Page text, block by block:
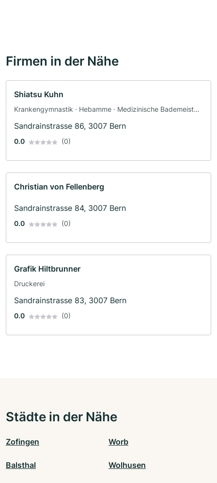
Firmen in der Nähe
Shiatsu Kuhn
Krankengymnastik · Hebamme · Medizinische Bademeister
Sandrainstrasse 86, 3007 Bern
0.0 (0)
Christian von Fellenberg
Sandrainstrasse 84, 3007 Bern
0.0 (0)
Grafik Hiltbrunner
Druckerei
Sandrainstrasse 83, 3007 Bern
0.0 (0)
Städte in der Nähe
Zofingen Worb
Balsthal Wolhusen